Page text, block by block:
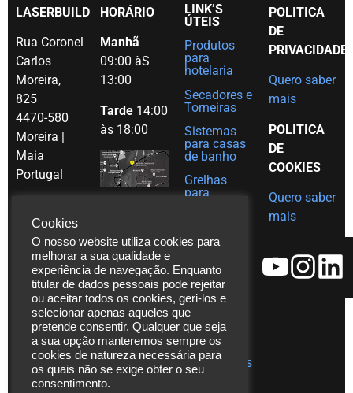
LASERBUILD
Rua Coronel
Carlos
Moreira,
825
4470-580
Moreira |
Maia
Portugal
229 480
271
Fax. (+351)
229 480
272
*chamada
para rede
fixa
nacional
HORÁRIO
Manhã
09:00 àS
13:00
Tarde 14:00
às 18:00
LINK’S
ÚTEIS
Produtos
para
hotelaria
Secadores e
Torneiras
Sistemas
para casas
de banho
Grelhas
para
Ajudas
Catálogos
Vídeos
Assistência
Técnica
Publicações
POLITICA
DE
PRIVACIDADE
Quero saber
mais
POLITICA
DE
COOKIES
Quero saber
mais
Cookies
O nosso website utiliza cookies para
melhorar a sua qualidade e
experiência de navegação. Enquanto
titular de dados pessoais pode rejeitar
ou aceitar todos os cookies, geri-los e
selecionar apenas aqueles que
pretende consentir. Qualquer que seja
a sua opção manteremos sempre os
cookies de natureza necessária para
os quais não se exige obter o seu
consentimento.